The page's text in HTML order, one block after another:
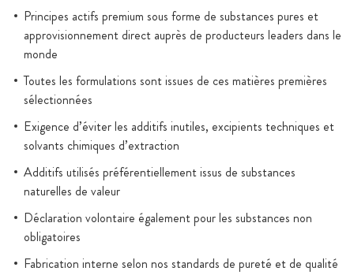
Principes actifs premium sous forme de substances pures et
approvisionnement direct auprès de producteurs leaders dans le
monde
Toutes les formulations sont issues de ces matières premières
sélectionnées
Exigence d’éviter les additifs inutiles, excipients techniques et
solvants chimiques d’extraction
Additifs utilisés préférentiellement issus de substances
naturelles de valeur
Déclaration volontaire également pour les substances non
obligatoires
Fabrication interne selon nos standards de pureté et de qualité